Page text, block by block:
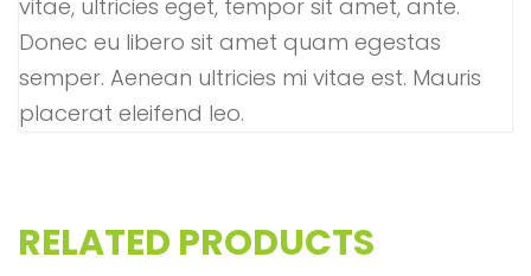
vitae, ultricies eget, tempor sit amet, ante.
Donec eu libero sit amet quam egestas
semper. Aenean ultricies mi vitae est. Mauris
placerat eleifend leo.
RELATED PRODUCTS